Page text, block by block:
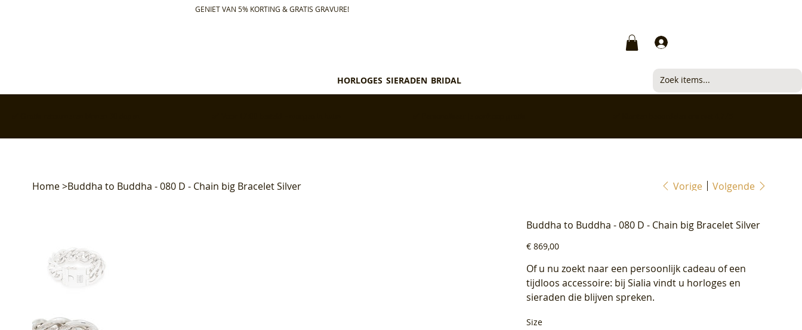
GENIET VAN 5% KORTING & GRATIS GRAVURE!
HORLOGES SIERADEN BRIDAL
Home>Buddha to Buddha - 080 D - Chain big Bracelet Silver Vorige Volgende
Buddha to Buddha - 080 D - Chain big Bracelet Silver
Prijs
€ 869,00
Of u nu zoekt naar een persoonlijk cadeau of een
tijdloos accessoire: bij Sialia vindt u horloges en
sieraden die blijven spreken.
Size